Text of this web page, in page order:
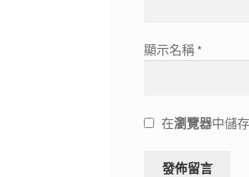
顯示名稱 *
在瀏覽器中儲